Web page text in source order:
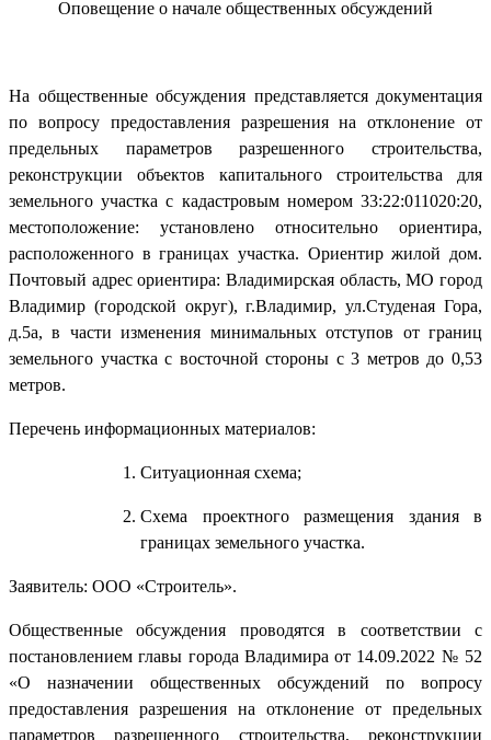
Оповещение о начале общественных обсуждений
На общественные обсуждения представляется документация
по вопросу предоставления разрешения на отклонение от
предельных параметров разрешенного строительства,
реконструкции объектов капитального строительства для
земельного участка с кадастровым номером 33:22:011020:20,
местоположение: установлено относительно ориентира,
расположенного в границах участка. Ориентир жилой дом.
Почтовый адрес ориентира: Владимирская область, МО город
Владимир (городской округ), г.Владимир, ул.Студеная Гора,
д.5а, в части изменения минимальных отступов от границ
земельного участка с восточной стороны с 3 метров до 0,53
метров.
Перечень информационных материалов:
Ситуационная схема;
Схема проектного размещения здания в
границах земельного участка.
Заявитель: ООО «Строитель».
Общественные обсуждения проводятся в соответствии с
постановлением главы города Владимира от 14.09.2022 № 52
«О назначении общественных обсуждений по вопросу
предоставления разрешения на отклонение от предельных
параметров разрешенного строительства, реконструкции